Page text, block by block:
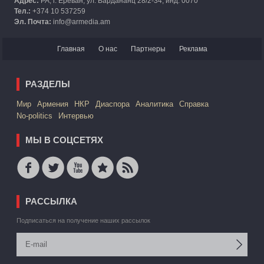
Тел.: +374 10 537259
Эл. Почта: info@armedia.am
Главная О нас Партнеры Реклама
РАЗДЕЛЫ
Mир Армения НКР Диаспора Аналитика
Справка
No-politics
Интервью
МЫ В СОЦСЕТЯХ
РАССЫЛКА
Подписаться на получение наших рассылок